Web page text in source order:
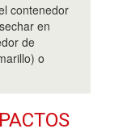
contenedor
en
de
o